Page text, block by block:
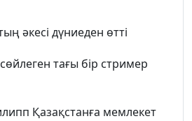
әкесі дүниеден өтті
тағы бір стример
Қазақстанға мемлекет